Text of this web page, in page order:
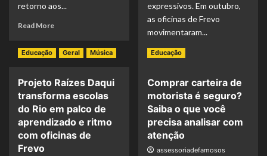
retorno aos...
Read More
expressivos. Em outubro,
as oficinas de Frevo
movimentaram...
Read More
Educação Geral Música
Projeto Raízes Daqui
transforma escolas
do Rio em palco de
aprendizado e ritmo
com oficinas de
Frevo
Educação
Comprar carteira de
motorista é seguro?
Saiba o que você
precisa analisar com
atenção
assessoriadefamosos